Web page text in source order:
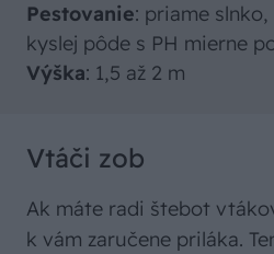
Pestovanie: priame
kyslej pôde s PH mierne
Výška: 1,5 až 2 m
Vtáči zob
Ak máte radi štebot
k vám zaručene priláka.